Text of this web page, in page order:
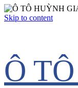
Skip to content
Ô